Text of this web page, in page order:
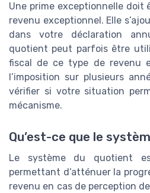
Une prime exceptionnelle doit
revenu exceptionnel. Elle
dans votre déclaration
quotient peut parfois être
fiscal de ce type de revenu
l’imposition sur plusieurs
vérifier si votre situation
mécanisme.
Qu’est-ce que le
Le système du quotient
permettant d’atténuer la
revenu en cas de perception